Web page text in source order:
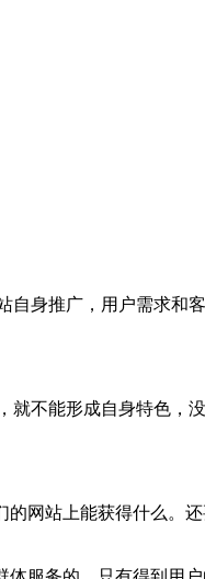
身推广，用户需求和
不能形成自身特色，
网站上能获得什么。